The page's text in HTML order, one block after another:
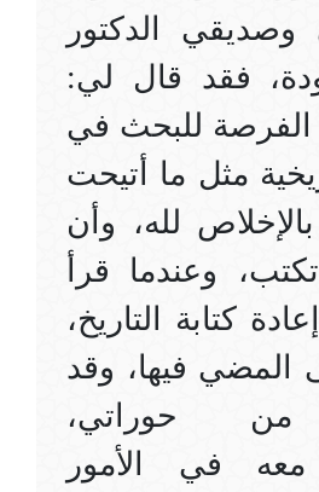
الدكتور
فقد قال لي:
الفرصة للبحث في
مثل ما أتيحت
لله، وأن
وعندما قرأ
كتابة التاريخ،
فيها، وقد
من حوراتي،
معه في الأمور